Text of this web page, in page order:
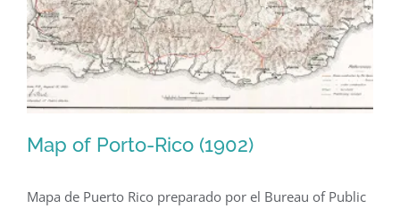
La
Democracia
(1959)
Map of Porto-Rico (1902)
Mapa de Puerto Rico preparado por el Bureau of Public